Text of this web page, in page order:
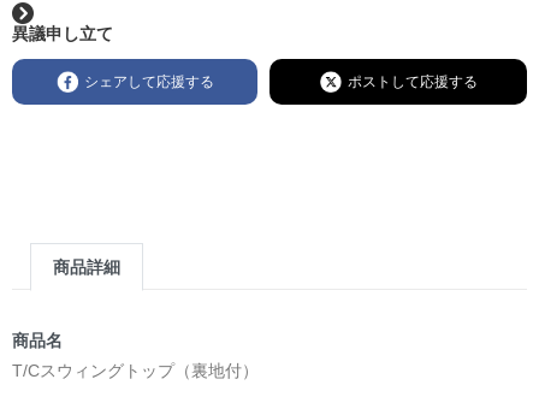
異議申し立て
シェアして応援する ポストして応援する
商品詳細
商品名
T/Cスウィングトップ（裏地付）